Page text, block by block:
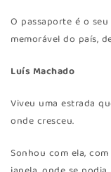
O passaporte é o
memorável do país,
Luís Machado
Viveu uma estrada
onde cresceu.
Sonhou com ela,